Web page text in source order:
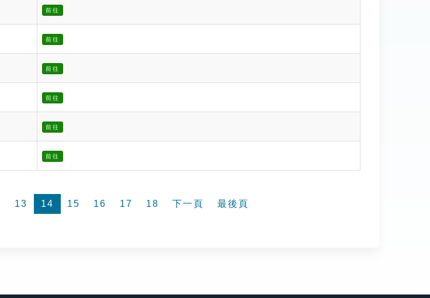
前往
前往
前往
前往
前往
前往
13 14 15 16 17 18 下一頁 最後頁